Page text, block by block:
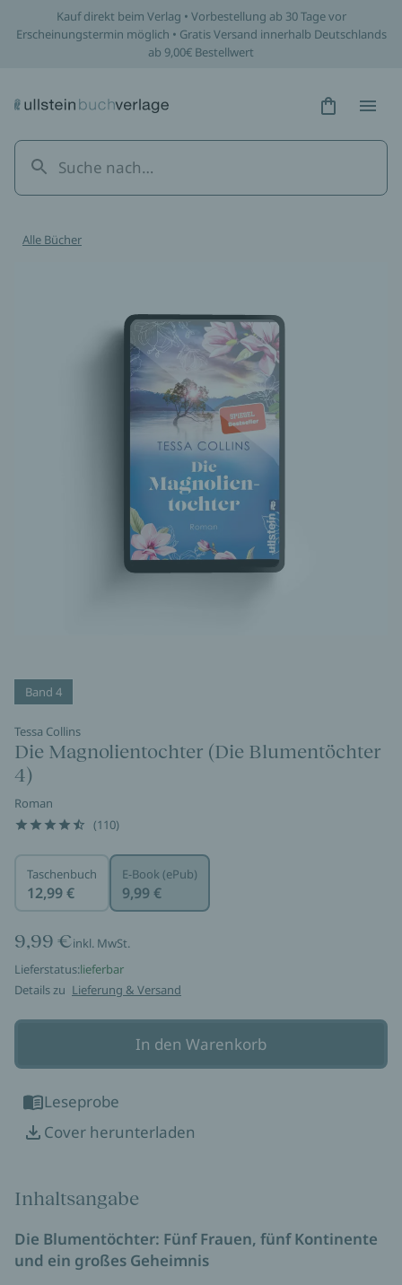
Kauf direkt beim Verlag • Vorbestellung ab 30 Tage vor
Erscheinungstermin möglich • Gratis Versand innerhalb Deutschlands
ab 9,00€ Bestellwert
Hidden
Alle Bücher
Band 4
Tessa Collins
Die Magnolientochter (Die Blumentöchter
4)
Roman
(110)
Taschenbuch
12,99 €
E-Book (ePub)
9,99 €
9,99 €inkl. MwSt.
Lieferstatus:lieferbar
Details zu Lieferung & Versand
In den Warenkorb
Leseprobe
Cover herunterladen
Inhaltsangabe
Die Blumentöchter: Fünf Frauen, fünf Kontinente
und ein großes Geheimnis